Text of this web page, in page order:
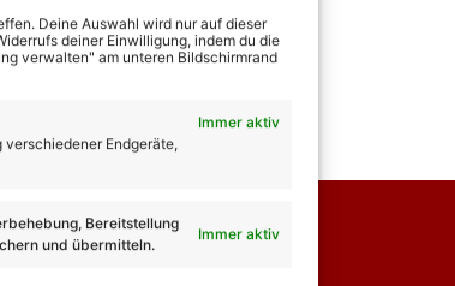
Deine Auswahl wird nur auf dieser
deiner Einwilligung, indem du die
verwalten" am unteren Bildschirmrand
Immer aktiv
Endgeräte,
Bereitstellung
und übermitteln.
Immer aktiv